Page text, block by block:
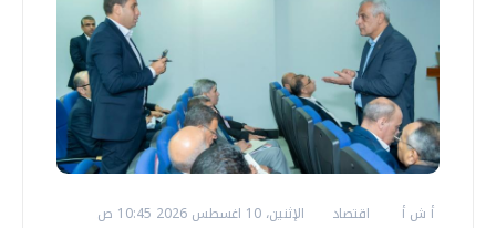
أ ش أ اقتصاد الإثنين، 10 اغسطس 2026 10:45 ص